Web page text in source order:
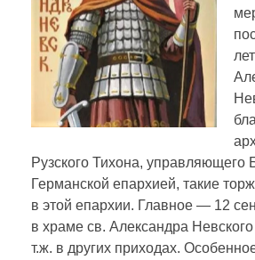
Рузского Тихона, управляющего
Германской епархией, такие
в этой епархии. Главное — 12
в храме св. Александра
т.ж. в других приходах.